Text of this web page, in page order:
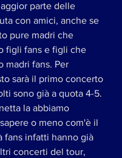
parte delle
con amici, anche se
pure madri che
figli fans e figli che
madri fans. Per
sarà il primo concerto
sono già a quota 4-5.
la abbiamo
o meno com'è il
fans infatti hanno già
concerti del tour,